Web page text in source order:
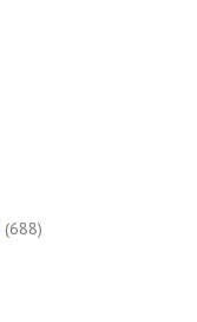
(688)